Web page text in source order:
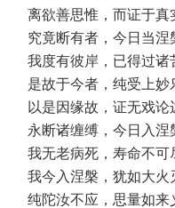
离欲善思惟，而证于真
究竟断有者，今日当涅
我度有彼岸，已得过诸
是故于今者，纯受上妙
以是因缘故，证无戏论
永断诸缠缚，今日入涅
我无老病死，寿命不可
我今入涅槃，犹如大火
纯陀汝不应，思量如来